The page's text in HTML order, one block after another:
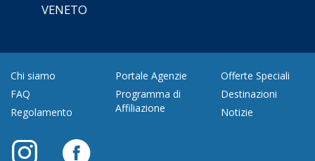
VENETO
Chi siamo
FAQ
Regolamento
Portale Agenzie
Programma di
Affiliazione
Offerte Speciali
Destinazioni
Notizie